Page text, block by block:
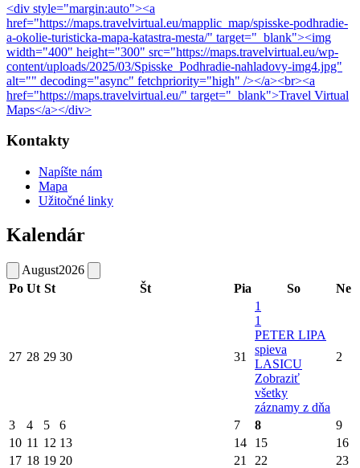
<div style="margin:auto"><a
href="https://maps.travelvirtual.eu/mapplic_map/spisske-podhradie-
a-okolie-turisticka-mapa-katastra-mesta/" target="_blank"><img
width="400" height="300" src="https://maps.travelvirtual.eu/wp-
content/uploads/2025/03/Spisske_Podhradie-nahladovy-img4.jpg"
alt="" decoding="async" fetchpriority="high" /></a><br><a
href="https://maps.travelvirtual.eu/" target="_blank">Travel Virtual
Maps</a></div>
Kontakty
Napíšte nám
Mapa
Užitočné linky
Kalendár
August2026
Po Ut St Št Pia So Ne
27 28 29 30 31
1
1
PETER LIPA
spieva
LASICU
Zobraziť
všetky
záznamy z dňa
2
3 4 5 6 7 8
9
10 11 12 13 14 15
16
17 18 19 20 21 22
23